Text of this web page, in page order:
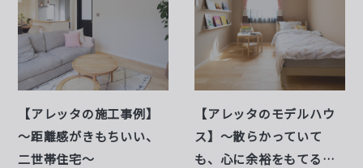
【アレッタの施工事例】
～距離感がきもちいい、
二世帯住宅～
【アレッタのモデルハウ
ス】～散らかっていて
も、心に余裕をもてる家